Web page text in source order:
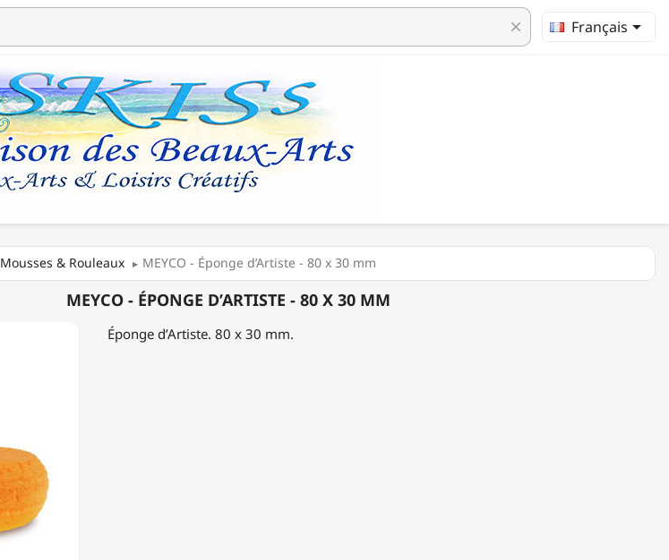
clear Français
Mousses & Rouleaux MEYCO - Éponge d’Artiste - 80 x 30 mm
MEYCO - ÉPONGE D’ARTISTE - 80 X 30 MM
Éponge d’Artiste. 80 x 30 mm.